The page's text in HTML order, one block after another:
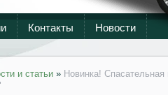
Контакты Новости
и статьи » Новинка!